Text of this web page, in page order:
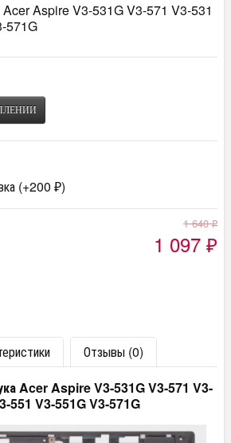
Acer Aspire V3-531G V3-571 V3-531
571G
(+200 ₽)
1 640₽
1 097 ₽
Отзывы (0)
Acer Aspire V3-531G V3-571 V3-
551 V3-551G V3-571G